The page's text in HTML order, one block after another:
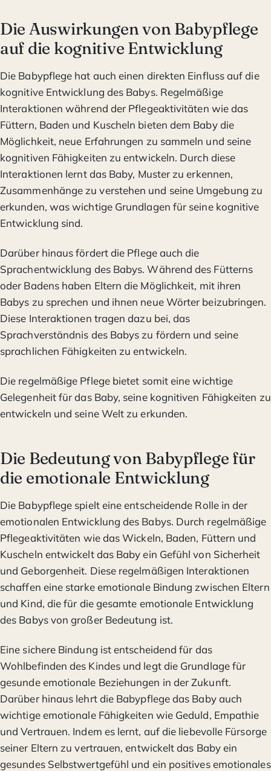
Die Auswirkungen von Babypflege
auf die kognitive Entwicklung
Die Babypflege hat auch einen direkten Einfluss auf die
kognitive Entwicklung des Babys. Regelmäßige
Interaktionen während der Pflegeaktivitäten wie das
Füttern, Baden und Kuscheln bieten dem Baby die
Möglichkeit, neue Erfahrungen zu sammeln und seine
kognitiven Fähigkeiten zu entwickeln. Durch diese
Interaktionen lernt das Baby, Muster zu erkennen,
Zusammenhänge zu verstehen und seine Umgebung zu
erkunden, was wichtige Grundlagen für seine kognitive
Entwicklung sind.
Darüber hinaus fördert die Pflege auch die
Sprachentwicklung des Babys. Während des Fütterns
oder Badens haben Eltern die Möglichkeit, mit ihren
Babys zu sprechen und ihnen neue Wörter beizubringen.
Diese Interaktionen tragen dazu bei, das
Sprachverständnis des Babys zu fördern und seine
sprachlichen Fähigkeiten zu entwickeln.
Die regelmäßige Pflege bietet somit eine wichtige
Gelegenheit für das Baby, seine kognitiven Fähigkeiten zu
entwickeln und seine Welt zu erkunden.
Die Bedeutung von Babypflege für
die emotionale Entwicklung
Die Babypflege spielt eine entscheidende Rolle in der
emotionalen Entwicklung des Babys. Durch regelmäßige
Pflegeaktivitäten wie das Wickeln, Baden, Füttern und
Kuscheln entwickelt das Baby ein Gefühl von Sicherheit
und Geborgenheit. Diese regelmäßigen Interaktionen
schaffen eine starke emotionale Bindung zwischen Eltern
und Kind, die für die gesamte emotionale Entwicklung
des Babys von großer Bedeutung ist.
Eine sichere Bindung ist entscheidend für das
Wohlbefinden des Kindes und legt die Grundlage für
gesunde emotionale Beziehungen in der Zukunft.
Darüber hinaus lehrt die Babypflege das Baby auch
wichtige emotionale Fähigkeiten wie Geduld, Empathie
und Vertrauen. Indem es lernt, auf die liebevolle Fürsorge
seiner Eltern zu vertrauen, entwickelt das Baby ein
gesundes Selbstwertgefühl und ein positives emotionales